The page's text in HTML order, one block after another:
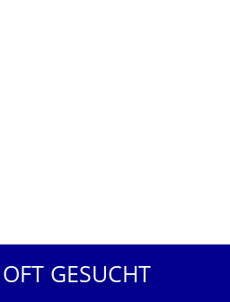
OFT GESUCHT